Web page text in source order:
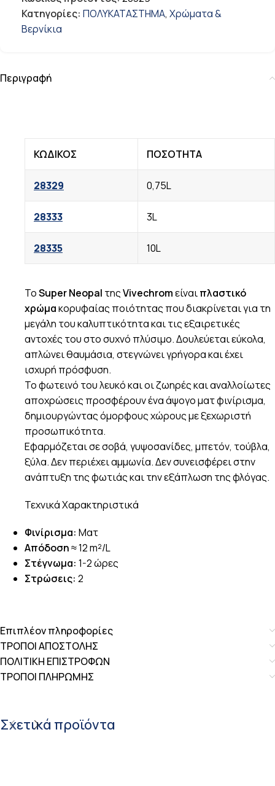
Κατηγορίες: ΠΟΛΥΚΑΤΑΣΤΗΜΑ, Χρώματα &
Βερνίκια
Περιγραφή
ΚΩΔΙΚΟΣ ΠΟΣΟΤΗΤΑ
28329 0,75L
28333 3L
28335 10L
ΤοSuper Neopal τηςVivechromείναιπλαστικό
χρώμακορυφαίας ποιότητας που διακρίνεται για τη
μεγάλη του καλυπτικότητα και τις εξαιρετικές
αντοχές του στο συχνό πλύσιμο. Δουλεύεται εύκολα,
απλώνει θαυμάσια, στεγνώνει γρήγορα και έχει
ισχυρή πρόσφυση.
Το φωτεινό του λευκό και οι ζωηρές και αναλλοίωτες
αποχρώσεις προσφέρουν ένα άψογο ματ φινίρισμα,
δημιουργώντας όμορφους χώρους με ξεχωριστή
προσωπικότητα.
Εφαρμόζεται σε σοβά, γυψοσανίδες, μπετόν, τούβλα,
ξύλα. Δεν περιέχει αμμωνία. Δεν συνεισφέρει στην
ανάπτυξη της φωτιάς και την εξάπλωση της φλόγας.
Τεχνικά Χαρακτηριστικά
Φινίρισμα: Ματ
Απόδοση≈ 12 m²/L
Στέγνωμα: 1-2 ώρες
Στρώσεις: 2
Επιπλέον πληροφορίες
ΤΡΟΠΟΙ ΑΠΟΣΤΟΛΗΣ
ΠΟΛΙΤΙΚΗ ΕΠΙΣΤΡΟΦΩΝ
ΤΡΟΠΟΙ ΠΛΗΡΩΜΗΣ
Σχετικά προϊόντα